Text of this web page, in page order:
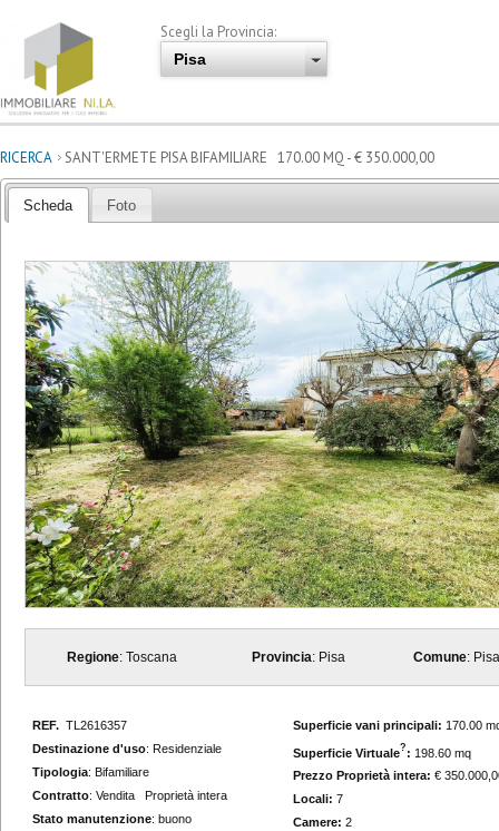
Scegli la Provincia:
RICERCA SANT'ERMETE PISA BIFAMILIARE 170.00 MQ - € 350.000,00
Scheda Foto
Regione: Toscana Provincia: Pisa Comune:
REF. TL2616357
Destinazione d'uso: Residenziale
Tipologia: Bifamiliare
Contratto: Vendita Proprietà intera
Stato manutenzione: buono
Superficie vani principali: 170.00
Superficie Virtuale? : 198.60 mq
Prezzo Proprietà intera: €
Locali: 7
Camere: 2